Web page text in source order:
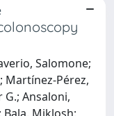
Salomone;
Martínez-Pérez,
G.; Ansaloni,